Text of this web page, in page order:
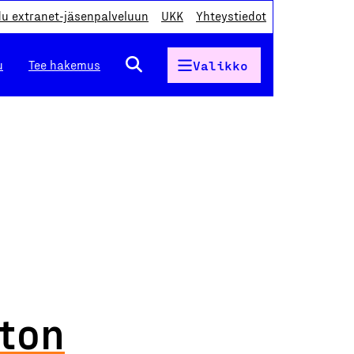
extranet-jäsenpalveluun UKK Yhteystiedot
Tee hakemus Valikko